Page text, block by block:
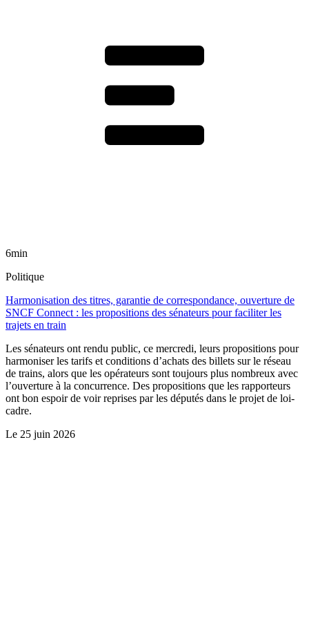
6min
Politique
Harmonisation des titres, garantie de correspondance, ouverture de
SNCF Connect : les propositions des sénateurs pour faciliter les
trajets en train
Les sénateurs ont rendu public, ce mercredi, leurs propositions pour
harmoniser les tarifs et conditions d’achats des billets sur le réseau
de trains, alors que les opérateurs sont toujours plus nombreux avec
l’ouverture à la concurrence. Des propositions que les rapporteurs
ont bon espoir de voir reprises par les députés dans le projet de loi-
cadre.
Le 25 juin 2026